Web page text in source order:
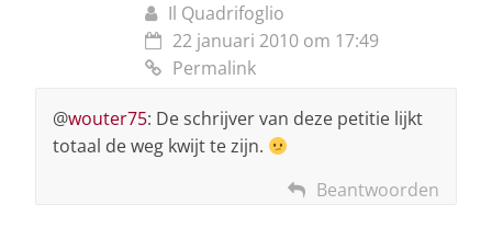
Il Quadrifoglio
22 januari 2010 om 17:49
Permalink
@wouter75: De schrijver van deze petitie lijkt
totaal de weg kwijt te zijn.
Beantwoorden